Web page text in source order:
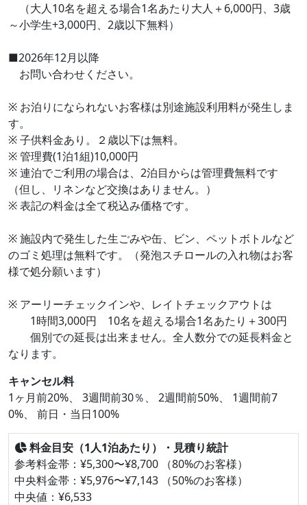
（大人10名を超える場合1名あたり大人＋6,000円、3歳
～小学生+3,000円、2歳以下無料）
■2026年12月以降
お問い合わせください。
※ お泊りになられないお客様は別途施設利用料が発生しま
す。
※ 子供料金あり。２歳以下は無料。
※ 管理費(1泊1組)10,000円
※ 連泊でご利用の場合は、2泊目からは管理費無料です
（但し、リネンなど交換はありません。）
※ 表記の料金は全て税込み価格です。
※ 施設内で発生した生ごみや缶、ビン、ペットボトルなど
のゴミ処理は無料です。（発泡スチロールの入れ物はお客
様で処分願います）
※ アーリーチェックインや、レイトチェックアウトは
1時間3,000円 10名を超える場合1名あたり＋300円
個別での延長は出来ません。全人数分での延長料金と
なります。
キャンセル料
1ヶ月前20%、 3週間前30％、 2週間前50%、 1週間前7
0%、 前日・当日100%
料金目安（1人1泊あたり）・見積り統計
参考料金帯：¥5,300〜¥8,700 （80%のお客様）
中央料金帯：¥5,976〜¥7,143 （50%のお客様）
中央値：¥6,533